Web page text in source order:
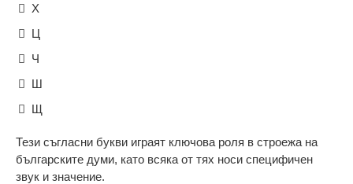
Х
Ц
Ч
Ш
Щ
Тези съгласни букви играят ключова роля в строежа на
българските думи, като всяка от тях носи специфичен
звук и значение.